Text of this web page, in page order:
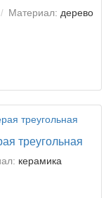
Материал: дерево
треугольная
керамика